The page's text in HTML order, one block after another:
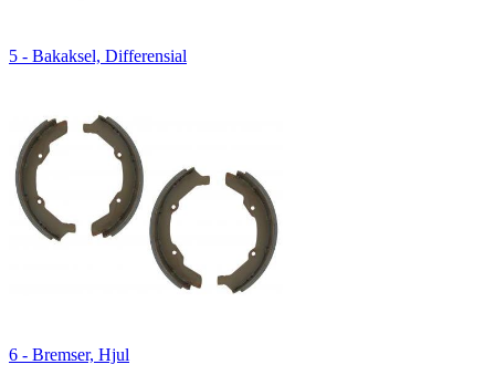
5 - Bakaksel, Differensial
6 - Bremser, Hjul